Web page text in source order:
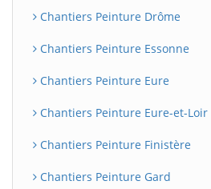
Chantiers Peinture Drôme
Chantiers Peinture Essonne
Chantiers Peinture Eure
Chantiers Peinture Eure-et-Loir
Chantiers Peinture Finistère
Chantiers Peinture Gard